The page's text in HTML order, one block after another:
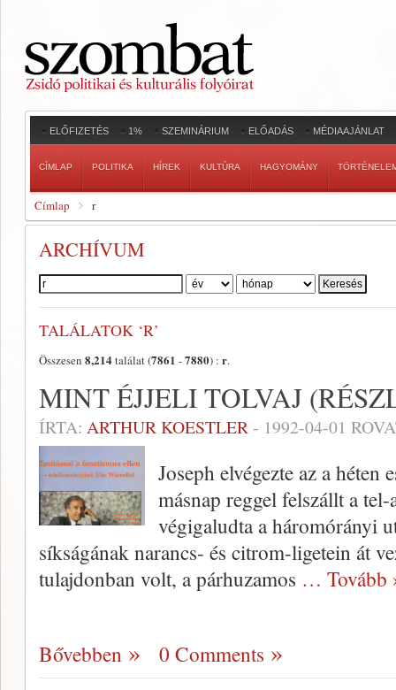
ELŐFIZETÉS 1% SZEMINÁRIUM ELŐADÁS MÉDIAAJÁNLAT
CÍMLAP POLITIKA HÍREK KULTÚRA HAGYOMÁNY
Címlap r
ARCHÍVUM
Szerző:
TALÁLATOK ‘R’
Összesen 8,214találat (7861 -7880) : r.
MINT ÉJJELI TOLVAJ
ÍRTA: ARTHUR KOESTLER- 1992-04-01
Joseph elvégezte az a héten
másnap reggel felszállt a
végigaludta a háromórányi
síkságának narancs- és citrom-ligetein át
tulajdonban volt, a párhuzamos … Tovább
Bővebben 0 Comments